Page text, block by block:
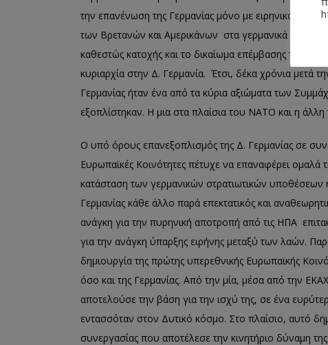
την επανένωση της Γερμανίας μόνο με ειρηνικά μέσα.
των Βρετανών και Αμερικάνων στα γερμανικά εδάφη.
καθεστώς κατοχής και το δικαίωμα επέμβασης των
κυριαρχία στην Δ. Γερμανία. Έτσι, δέκα χρόνια
Γερμανίας ήταν ένα από τα κύρια αξιώματα των
εξοπλίστηκαν. Η μια στα πλαίσια του ΝΑΤΟ και η
Ο υπό όρους επανεξοπλισμός της Δ. Γερμανίας σε
Ευρωπαϊκές Κοινότητες πέτυχε να επαναφέρει
κατάσταση των γερμανικών στρατιωτικών
Γερμανίας κάθε άλλο παρά επεκτατικός και
ανάγκη για την πυρηνική αποτροπή από τις ΗΠΑ
για την ανάγκη ύπαρξης ειρήνης μεταξύ των λαών.
δημιουργία της πρώτης υπερεθνικής Ευρωπαϊκής
όσο και της Γερμανίας. Από την μία, μέσα από την
αποτελούσε την βάση για την ισχύ της, σε ένα
εντασσόταν στον Δυτικό κόσμο. Στο πλαίσιο, αυτό
συνεργασίας που αποτέλεσε την κινητήριο δύναμη